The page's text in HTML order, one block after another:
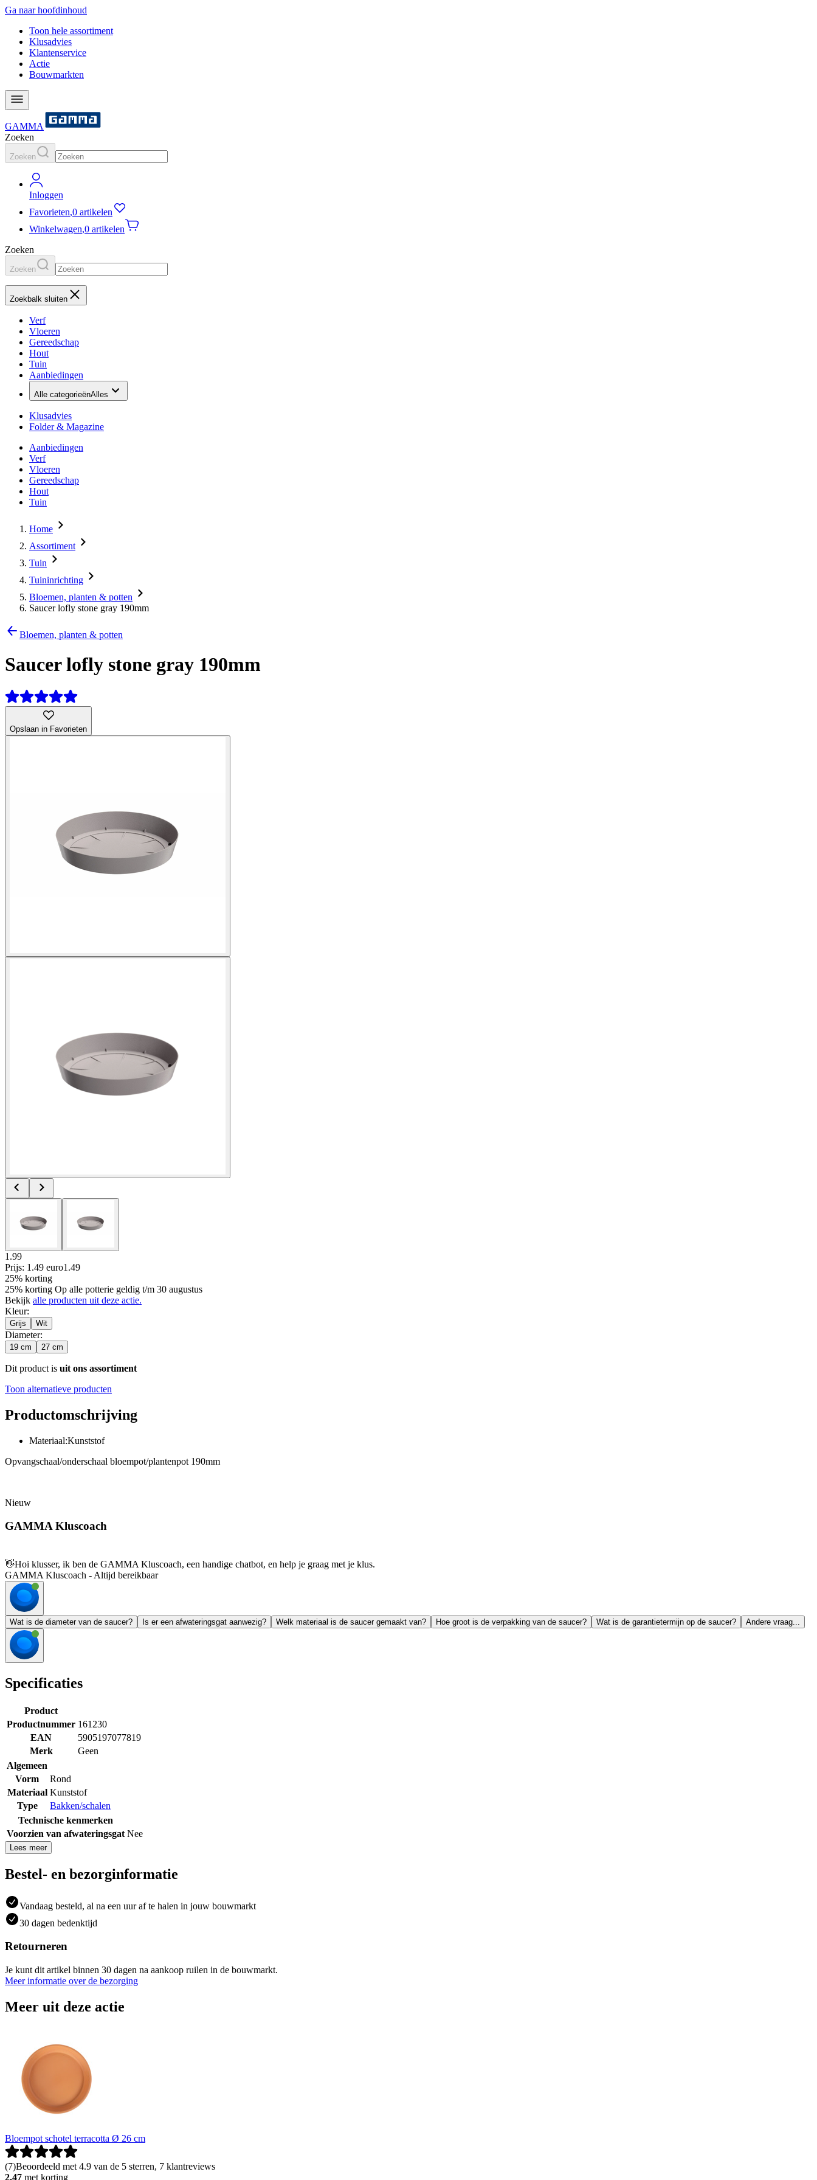
Ga naar hoofdinhoud
Toon hele assortiment
Klusadvies
Klantenservice
Actie
Bouwmarkten
GAMMA
Zoeken
Zoeken
Inloggen
Favorieten,0 artikelen
Winkelwagen,0 artikelen
Zoeken
Zoeken
Zoekbalk sluiten
Verf
Vloeren
Gereedschap
Hout
Tuin
Aanbiedingen
Alle categorieënAlles
Klusadvies
Folder & Magazine
Aanbiedingen
Verf
Vloeren
Gereedschap
Hout
Tuin
Home
Assortiment
Tuin
Tuininrichting
Bloemen, planten & potten
Saucer lofly stone gray 190mm
Bloemen, planten & potten
Saucer lofly stone gray 190mm
Opslaan in Favorieten
1.99
Prijs: 1.49 euro1 .49
25% korting
25% korting Op alle potterie geldig t/m 30 augustus
Bekijk alle producten uit deze actie.
Kleur:
Grijs Wit
Diameter:
19 cm 27 cm
Dit product is uit ons assortiment
Toon alternatieve producten
Productomschrijving
Materiaal:Kunststof
Opvangschaal/onderschaal bloempot/plantenpot 190mm
Nieuw
GAMMA Kluscoach
👋Hoi klusser, ik ben de GAMMA Kluscoach, een handige chatbot, en help je graag met je klus.
GAMMA Kluscoach - Altijd bereikbaar
Wat is de diameter van de saucer? Is er een afwateringsgat aanwezig? Welk materiaal is de saucer gemaakt van? Hoe groot is de verpakking van de saucer? Wat is de garantietermijn op de saucer? Andere vraag...
Specificaties
Product
Productnummer 161230
EAN
5905197077819
Merk
Geen
Algemeen
Vorm
Rond
Materiaal Kunststof
Type
Bakken/schalen
Technische kenmerken
Voorzien van afwateringsgat Nee
Lees meer
Bestel- en bezorginformatie
Vandaag besteld, al na een uur af te halen in jouw bouwmarkt
30 dagen bedenktijd
Retourneren
Je kunt dit artikel binnen 30 dagen na aankoop ruilen in de bouwmarkt.
Meer informatie over de bezorging
Meer uit deze actie
Bloempot schotel terracotta Ø 26 cm
(7)Beoordeeld met 4.9 van de 5 sterren, 7 klantreviews
2.47 met korting